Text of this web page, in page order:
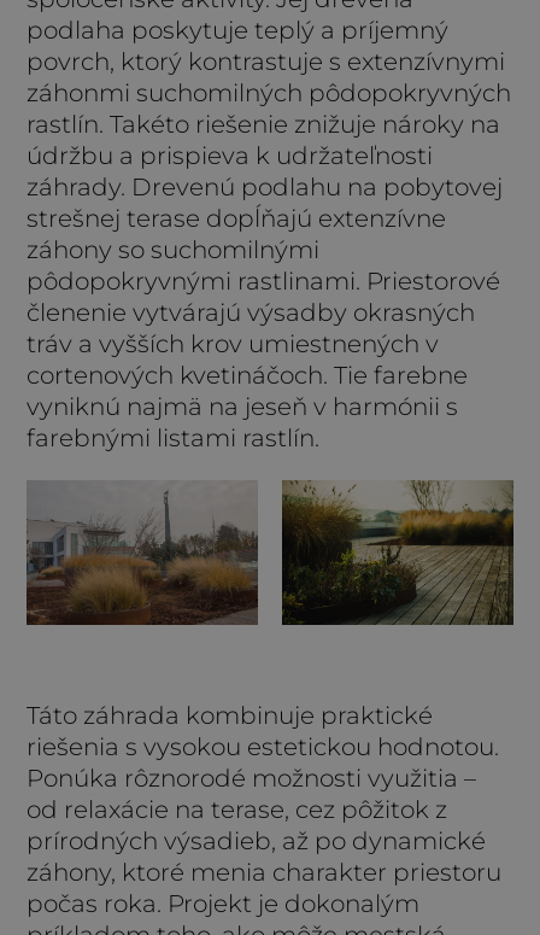
podlaha poskytuje teplý a príjemný
povrch, ktorý kontrastuje s extenzívnymi
záhonmi suchomilných pôdopokryvných
rastlín. Takéto riešenie znižuje nároky na
údržbu a prispieva k udržateľnosti
záhrady. Drevenú podlahu na pobytovej
strešnej terase dopĺňajú extenzívne
záhony so suchomilnými
pôdopokryvnými rastlinami. Priestorové
členenie vytvárajú výsadby okrasných
tráv a vyšších krov umiestnených v
cortenových kvetináčoch. Tie farebne
vyniknú najmä na jeseň v harmónii s
farebnými listami rastlín.
Táto záhrada kombinuje praktické
riešenia s vysokou estetickou hodnotou.
Ponúka rôznorodé možnosti využitia –
od relaxácie na terase, cez pôžitok z
prírodných výsadieb, až po dynamické
záhony, ktoré menia charakter priestoru
počas roka. Projekt je dokonalým